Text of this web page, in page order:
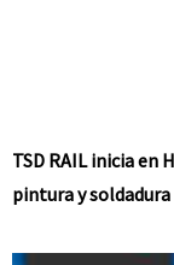
TSD RAIL inicia en
pintura y soldadura